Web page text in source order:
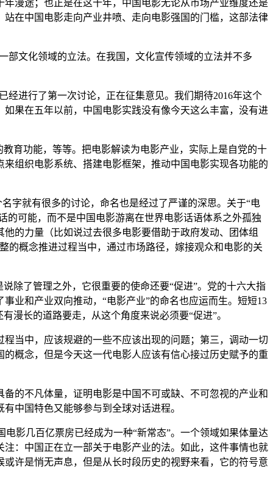
漫途；也正是在这十年，中国电影无论从市场产业维度还是
在中国电影走向产业井喷、走向电影强国的门槛，这部法律
部文化领域的立法。在我国，文化宣传领域的立法并不多
经进行了第一次讨论，正在征集意见。我们期待2016年这个
果在五年以前，中国电影实践没有像今天这么丰富，没有进
育功能，等等。把电影解读为电影产业，实际上是自党的十
组织电影系统、搭建电影框架，推动中国电影实现各功能的
字就有很多的讨论，命名也是经过了严谨的深思。关于“电
的可能，而不是中国电影游离在世界电影话语体系之外孤独
的力量（比如说过去很多电影要借助于政府发动、团体组
的概念推进过程当中，通过市场路径，嫁接观众和电影的关
除了管理之外，它很重要的使命还要“促进”。党的十六大指
业和产业双向推动，“电影产业”的命名也应运而生。短短13
漫长的道路要走，从这个角度来说必须要“促进”。
当中，应该规避的一些不应该出现的问题；第三，调动一切
概念，但是今天这一代电影人应该有信心接过历史赋予的重
的不凡体量，证明电影是中国不可或缺、不可忽视的产业和
中国特色又能够参与到全球对话进程。
影几百亿票房已经成为一种“新常态”。一个领域如果体量达
：中国正在立一部关于电影产业的法。如此，这件事情也就
许是悄无声息，但是从长时段历史的视野来看，它的符号意